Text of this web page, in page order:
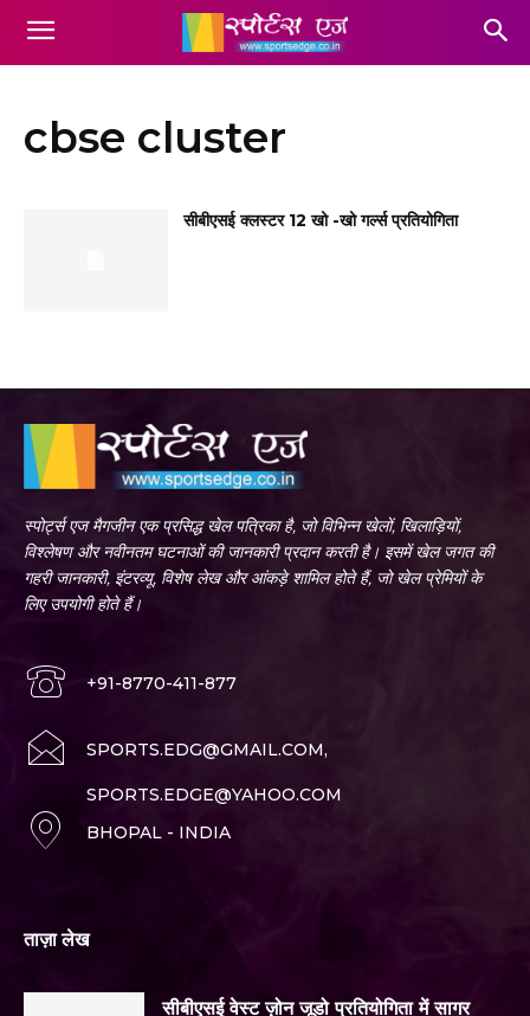
cbse cluster
सीबीएसई क्लस्टर 12 खो -खो गर्ल्स प्रतियोगिता
स्पोर्ट्स एज मैगजीन एक प्रसिद्ध खेल पत्रिका है, जो विभिन्न खेलों, खिलाड़ियों,
विश्लेषण और नवीनतम घटनाओं की जानकारी प्रदान करती है। इसमें खेल जगत की
गहरी जानकारी, इंटरव्यू, विशेष लेख और आंकड़े शामिल होते हैं, जो खेल प्रेमियों के
लिए उपयोगी होते हैं।
+91-8770-411-877
SPORTS.EDG@GMAIL.COM,
SPORTS.EDGE@YAHOO.COM
BHOPAL - INDIA
ताज़ा लेख
सीबीएसई वेस्ट ज़ोन जूडो प्रतियोगिता में सागर